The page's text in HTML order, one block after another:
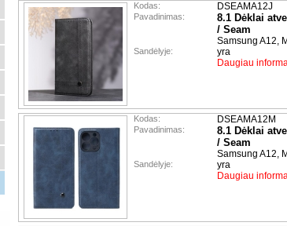
Kodas: DSEAMA12J
Pavadinimas:
8.1 Dėklai
/ Seam
Samsung A12,
Sandėlyje:
yra
Daugiau
Kodas: DSEAMA12M
Pavadinimas:
8.1 Dėklai
/ Seam
Samsung A12,
Sandėlyje:
yra
Daugiau